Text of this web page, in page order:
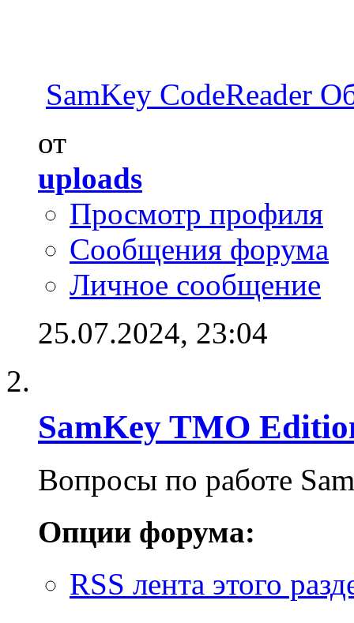
SamKey CodeReader
от
uploads
Просмотр профиля
Сообщения форума
Личное сообщение
25.07.2024, 23:04
SamKey TMO
Вопросы по работе
Опции форума:
RSS лента этого